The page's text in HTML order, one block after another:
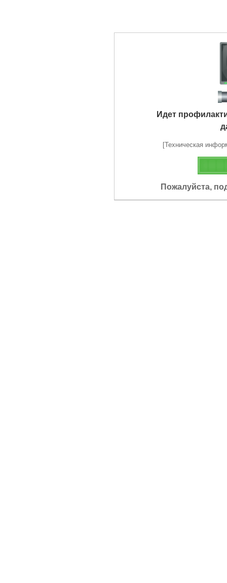
Идет
[Техническая
Пожалуйста,